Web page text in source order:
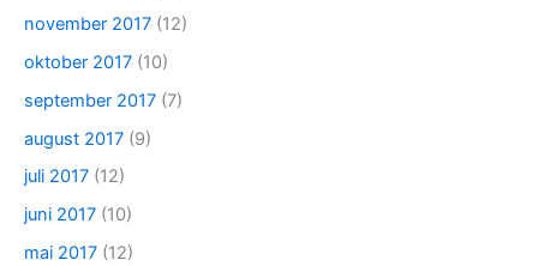
november 2017 (12)
oktober 2017 (10)
september 2017 (7)
august 2017 (9)
juli 2017 (12)
juni 2017 (10)
mai 2017 (12)